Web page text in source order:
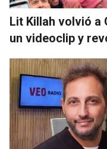
Lit Killah volvió a
un videoclip y